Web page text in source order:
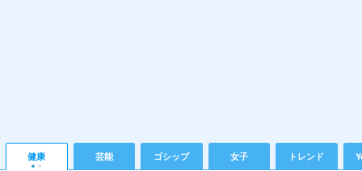
健康 芸能 ゴシップ 女子 トレンド